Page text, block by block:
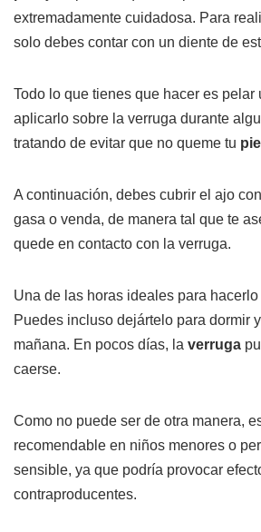
extremadamente cuidadosa. Para
solo debes contar con un diente de
Todo lo que tienes que hacer es pelar
aplicarlo sobre la verruga durante
tratando de evitar que no queme tu piel
A continuación, debes cubrir el ajo
gasa o venda, de manera tal que te
quede en contacto con la verruga.
Una de las horas ideales para
Puedes incluso dejártelo para dormir
mañana. En pocos días, la verruga
caerse.
Como no puede ser de otra manera,
recomendable en niños menores o
sensible, ya que podría provocar
contraproducentes.